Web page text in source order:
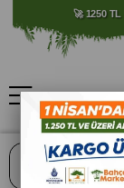
🚀 1250
⚠️